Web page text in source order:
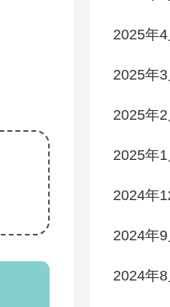
2025年4
2025年3
2025年2
2025年1
2024年
2024年9
2024年8